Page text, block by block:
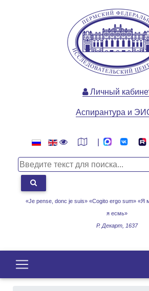
«Je pense, donc je suis» «Cogito ergo sum» «Я
я есмь»
Р. Декарт, 1637
Личный
Аспирантура и